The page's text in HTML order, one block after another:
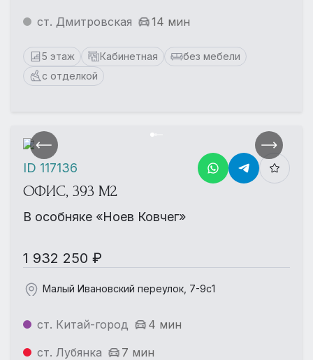
ст. Дмитровская 14 мин
5 этаж Кабинетная
без мебели
с отделкой
ОФИС, 393 М2
В особняке «Ноев Ковчег»
1 932 250 ₽
Малый Ивановский переулок, 7-9с1
ст. Китай-город
4 мин
ст. Лубянка
7 мин
ID 117136